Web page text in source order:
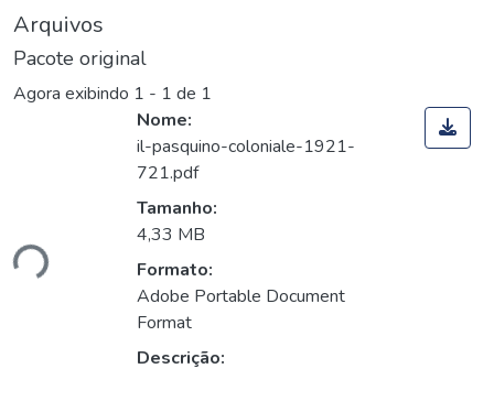
Arquivos
Pacote original
Agora exibindo 1 - 1 de 1
Nome:
il-pasquino-coloniale-1921-
721.pdf
Tamanho:
4,33 MB
Formato:
Adobe Portable Document
Format
Descrição: